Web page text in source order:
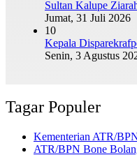
Sultan Kalupe
Jumat, 31 Juli 2026
10
Kepala
Senin, 3 Agustus
Tagar Populer
Kementerian ATR/
ATR/BPN Bone